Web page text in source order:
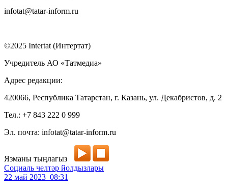
infotat@tatar-inform.ru
©2025 Intertat (Интертат)
Учредитель АО «Татмедиа»
Адрес редакции:
420066, Республика Татарстан, г. Казань, ул. Декабристов, д. 2
Тел.: +7 843 222 0 999
Эл. почта: infotat@tatar-inform.ru
Язманы тыңлагыз
Социаль челтәр йолдызлары
22 май 2023 08:31